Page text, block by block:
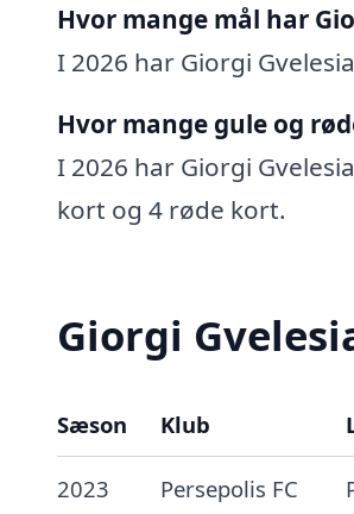
Hvor mange mål har
I 2026 har Giorgi
Hvor mange gule og
I 2026 har Giorgi
kort og 4 røde kort.
Giorgi
Sæson Klub
2023 Persepolis FC